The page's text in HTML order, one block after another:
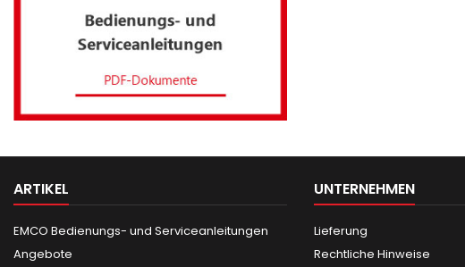
ARTIKEL
EMCO Bedienungs- und Serviceanleitungen
Angebote
UNTERNEHMEN
Lieferung
Rechtliche Hinweise